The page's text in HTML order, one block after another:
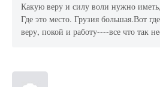
Какую веру и силу воли нужно
Где это место. Грузия большая.Вот
веру, покой и работу----все что так